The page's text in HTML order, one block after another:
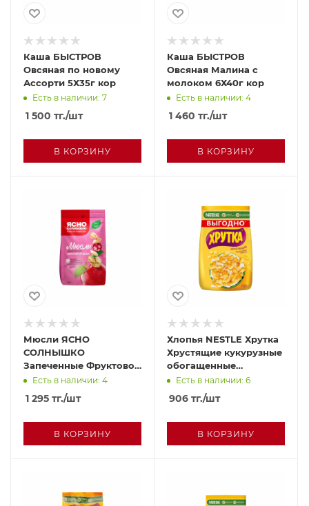
Каша БЫСТРОВ
Овсяная по новому
Ассорти 5Х35г кор
Есть в наличии: 7
1 500 тг./шт
В КОРЗИНУ
Каша БЫСТРОВ
Овсяная Малина c
молоком 6Х40г кор
Есть в наличии: 4
1 460 тг./шт
В КОРЗИНУ
Мюсли ЯСНО
СОЛНЫШКО
Запеченные Фруктово
ягодные 300г
Есть в наличии: 4
1 295 тг./шт
В КОРЗИНУ
Хлопья NESTLE Хрутка
Хрустящие кукурузные
обогащенные
кальцием 290г м/у
Есть в наличии: 6
906 тг./шт
В КОРЗИНУ